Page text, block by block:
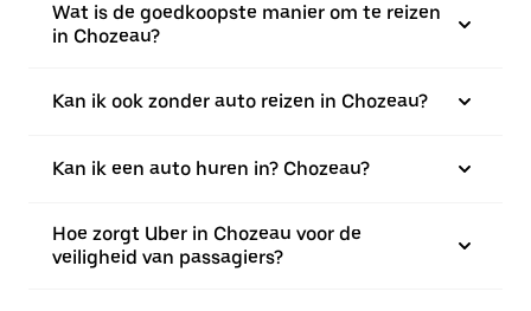
Wat is de goedkoopste manier om te reizen
in Chozeau?
Kan ik ook zonder auto reizen in Chozeau?
Kan ik een auto huren in? Chozeau?
Hoe zorgt Uber in Chozeau voor de
veiligheid van passagiers?